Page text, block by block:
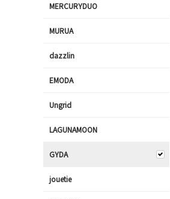
MERCURYDUO
MURUA
dazzlin
EMODA
Ungrid
LAGUNAMOON
GYDA
jouetie